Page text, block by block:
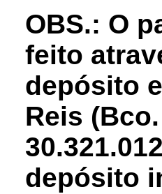
OBS.: O
feito
depósito
Reis (Bco.
depósito